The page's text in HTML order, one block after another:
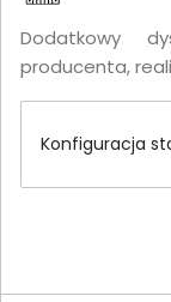
Dodatkowy
producenta,
Konfiguracja